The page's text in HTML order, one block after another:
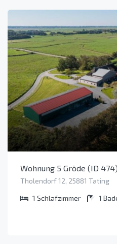
Wohnung 5 Gröde (ID
Tholendorf 12, 25881 Tating
1 Schlafzimmer 1